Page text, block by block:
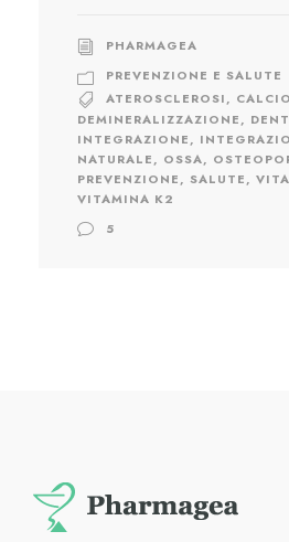
PHARMAGEA
PREVENZIONE E SALUTE
ATEROSCLEROSI, CALCIO
DEMINERALIZZAZIONE,
INTEGRAZIONE,
NATURALE, OSSA,
PREVENZIONE, SALUTE,
VITAMINA K2
5